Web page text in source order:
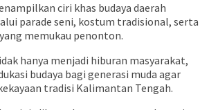
ciri khas budaya daerah
parade seni, kostum tradisional, serta
memukau penonton.
hanya menjadi hiburan masyarakat,
budaya bagi generasi muda agar
tradisi Kalimantan Tengah.